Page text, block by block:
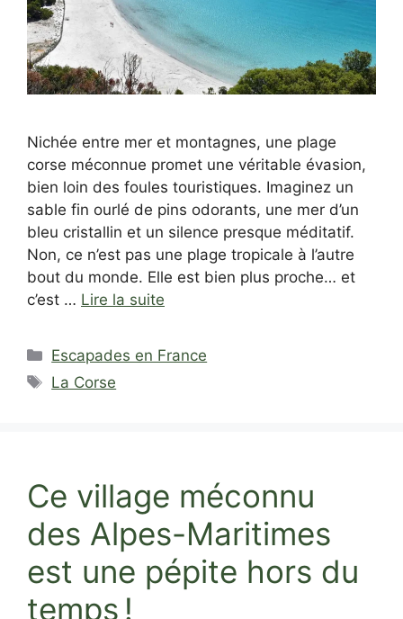
Nichée entre mer et montagnes, une plage
corse méconnue promet une véritable évasion,
bien loin des foules touristiques. Imaginez un
sable fin ourlé de pins odorants, une mer d’un
bleu cristallin et un silence presque méditatif.
Non, ce n’est pas une plage tropicale à l’autre
bout du monde. Elle est bien plus proche… et
c’est … Lire la suite
Catégories
Escapades en France
Étiquettes
La Corse
Ce village méconnu
des Alpes-Maritimes
est une pépite hors du
temps !